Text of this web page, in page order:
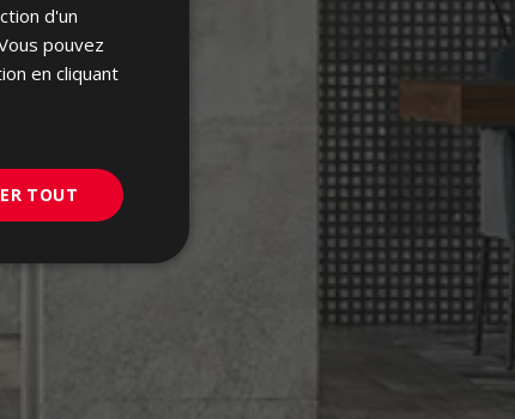
ENGLISH
FRENCH
d'un
pouvez
en cliquant
TOUT